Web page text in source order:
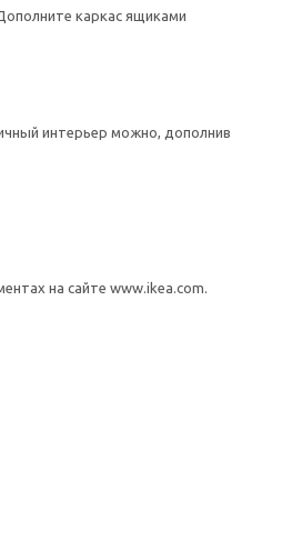
каркас ящиками
интерьер можно, дополнив
на сайте www.ikea.com.